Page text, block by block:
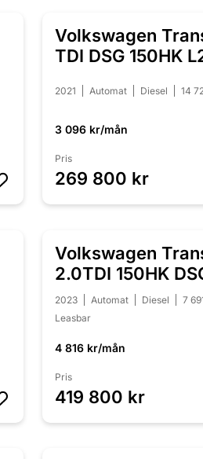
Volkswagen
TDI DSG 150HK
2021 Automat Diesel 14
3 096 kr/mån
Pris
269 800 kr
Volkswagen
2.0TDI 150HK
Drag/ Moms
2023 Automat Diesel 7
Leasbar
4 816 kr/mån
Pris
419 800 kr